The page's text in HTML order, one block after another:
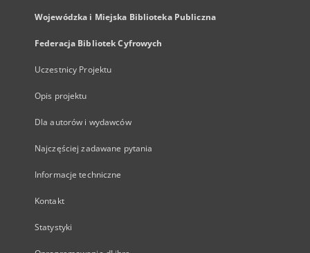
Wojewódzka i Miejska Biblioteka Publiczna
Federacja Bibliotek Cyfrowych
Uczestnicy Projektu
Opis projektu
Dla autorów i wydawców
Najczęściej zadawane pytania
Informacje techniczne
Kontakt
Statystyki